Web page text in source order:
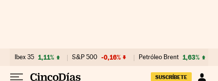
Ibex 35 1,11% S&P 500 -0,16% Petróleo Brent 1,63%
SUSCRÍBETE